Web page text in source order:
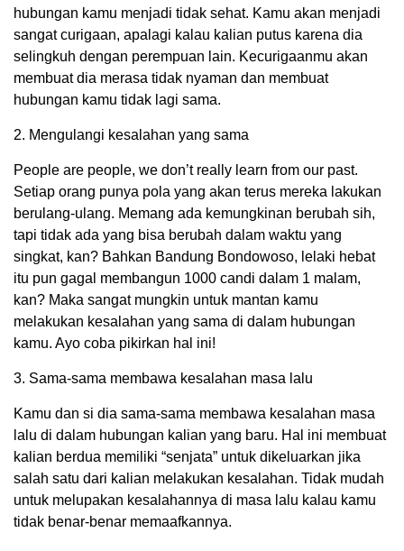
hubungan kamu menjadi tidak sehat. Kamu akan menjadi
sangat curigaan, apalagi kalau kalian putus karena dia
selingkuh dengan perempuan lain. Kecurigaanmu akan
membuat dia merasa tidak nyaman dan membuat
hubungan kamu tidak lagi sama.
2. Mengulangi kesalahan yang sama
People are people, we don’t really learn from our past.
Setiap orang punya pola yang akan terus mereka lakukan
berulang-ulang. Memang ada kemungkinan berubah sih,
tapi tidak ada yang bisa berubah dalam waktu yang
singkat, kan? Bahkan Bandung Bondowoso, lelaki hebat
itu pun gagal membangun 1000 candi dalam 1 malam,
kan? Maka sangat mungkin untuk mantan kamu
melakukan kesalahan yang sama di dalam hubungan
kamu. Ayo coba pikirkan hal ini!
3. Sama-sama membawa kesalahan masa lalu
Kamu dan si dia sama-sama membawa kesalahan masa
lalu di dalam hubungan kalian yang baru. Hal ini membuat
kalian berdua memiliki “senjata” untuk dikeluarkan jika
salah satu dari kalian melakukan kesalahan. Tidak mudah
untuk melupakan kesalahannya di masa lalu kalau kamu
tidak benar-benar memaafkannya.